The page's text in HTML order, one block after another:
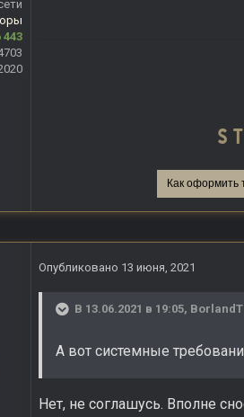
443
Как оформить
Опубликовано 13 июня, 2021
В 13.06.2021 в 19:05,
А вот системные
Нет, не соглашусь. Вполне